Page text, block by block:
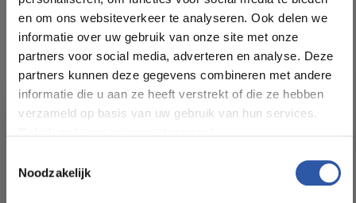
en om ons websiteverkeer te analyseren. Ook delen we
informatie over uw gebruik van onze site met onze
partners voor social media, adverteren en analyse. Deze
partners kunnen deze gegevens combineren met andere
informatie die u aan ze heeft verstrekt of die ze hebben
verzameld op basis van uw gebruik van hun services.
Noodzakelijk
Patroon: Rechte planken
Kleur: Smoky
Pakinhoud (m²): 1,37